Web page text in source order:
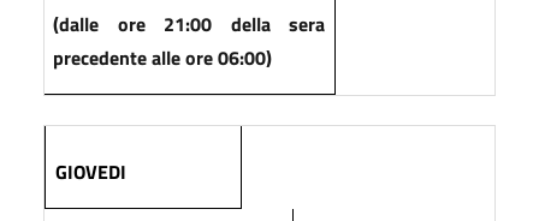
(dalle ore 21:00 della sera
precedente alle ore 06:00)
GIOVEDI